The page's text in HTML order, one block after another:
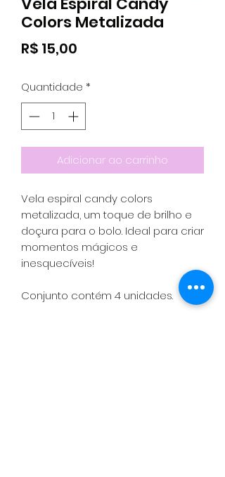
Colors Metalizada
R$ 15,00
Quantidade *
Adicionar ao carrinho
Vela espiral candy colors
metalizada, um toque de brilho e
doçura para o bolo. Ideal para criar
momentos mágicos e
inesquecíveis!
Conjunto contém 4 unidades.